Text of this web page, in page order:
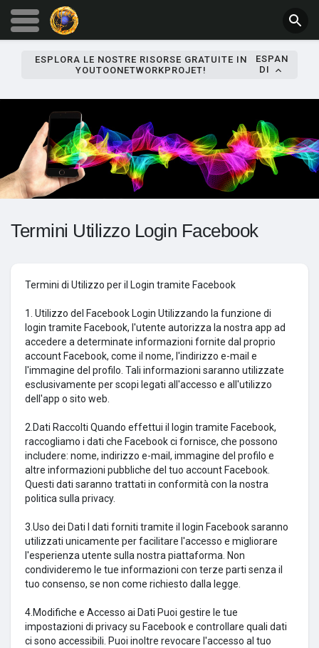
ESPLORA LE NOSTRE RISORSE GRATUITE IN
YOUTOONETWORKPROJET!
ESPAN
DI
Termini Utilizzo Login Facebook
Termini di Utilizzo per il Login tramite Facebook
1. Utilizzo del Facebook Login Utilizzando la funzione di
login tramite Facebook, l'utente autorizza la nostra app ad
accedere a determinate informazioni fornite dal proprio
account Facebook, come il nome, l'indirizzo e-mail e
l'immagine del profilo. Tali informazioni saranno utilizzate
esclusivamente per scopi legati all'accesso e all'utilizzo
dell'app o sito web.
2.Dati Raccolti Quando effettui il login tramite Facebook,
raccogliamo i dati che Facebook ci fornisce, che possono
includere: nome, indirizzo e-mail, immagine del profilo e
altre informazioni pubbliche del tuo account Facebook.
Questi dati saranno trattati in conformità con la nostra
politica sulla privacy.
3.Uso dei Dati I dati forniti tramite il login Facebook saranno
utilizzati unicamente per facilitare l'accesso e migliorare
l'esperienza utente sulla nostra piattaforma. Non
condivideremo le tue informazioni con terze parti senza il
tuo consenso, se non come richiesto dalla legge.
4.Modifiche e Accesso ai Dati Puoi gestire le tue
impostazioni di privacy su Facebook e controllare quali dati
ci sono accessibili. Puoi inoltre revocare l'accesso al tuo